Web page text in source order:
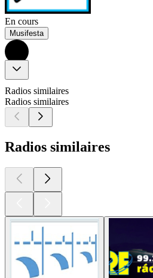
En cours
Musifesta
Radios similaires
Radios similaires
Radios similaires